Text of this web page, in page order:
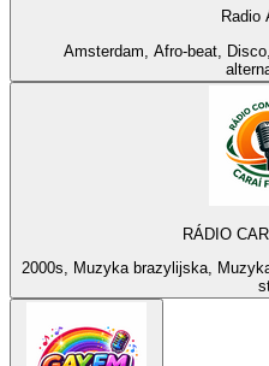
Radio
Amsterdam, Afro-beat,
RÁDIO
2000s, Muzyka brazylijska,